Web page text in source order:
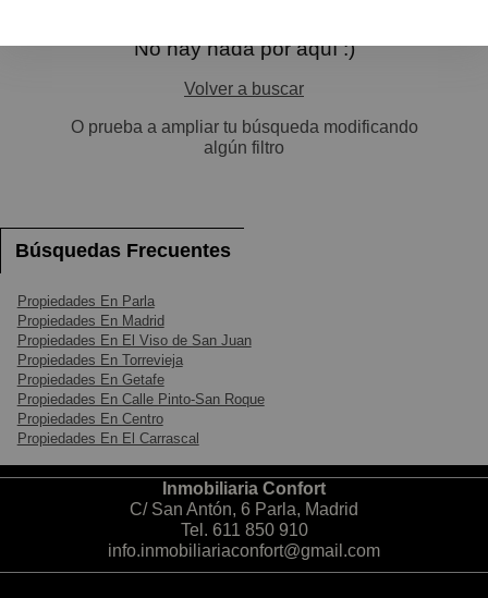
No hay nada por aquí :)
Volver a buscar
O prueba a ampliar tu búsqueda modificando
algún filtro
Búsquedas Frecuentes
Propiedades En Parla
Propiedades En Madrid
Propiedades En El Viso de San Juan
Propiedades En Torrevieja
Propiedades En Getafe
Propiedades En Calle Pinto-San Roque
Propiedades En Centro
Propiedades En El Carrascal
Inmobiliaria Confort
C/ San Antón, 6 Parla, Madrid
Tel. 611 850 910
info.inmobiliariaconfort@gmail.com